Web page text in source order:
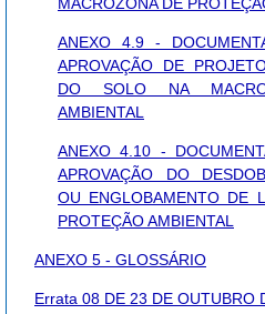
ANEXO 4.9 -
APROVAÇÃO DE
DO SOLO NA
AMBIENTAL
ANEXO 4.10 -
APROVAÇÃO DO
OU ENGLOBAMENTO DE
PROTEÇÃO AMBIENTAL
ANEXO 5 - GLOSSÁRIO
Errata 08 DE 23 DE OUTUBRO